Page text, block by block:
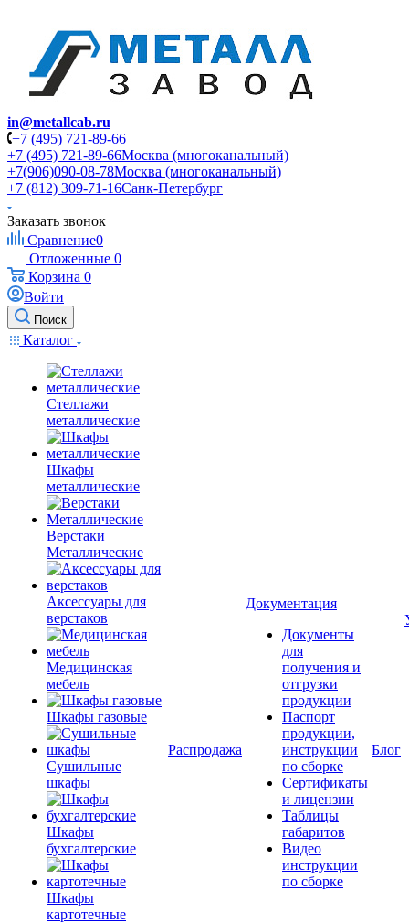
in@metallcab.ru
+7 (495) 721-89-66
+7 (495) 721-89-66Москва (многоканальный)
+7(906)090-08-78Москва (многоканальный)
+7 (812) 309-71-16Санк-Петербург
Заказать звонок
Сравнение0
Отложенные 0
Корзина 0
Войти
Поиск
Каталог
Стеллажи
металлические
Шкафы
металлические
Верстаки
Металлические
Аксессуары для
верстаков
Медицинская
мебель
Шкафы газовые
Сушильные
шкафы
Шкафы
бухгалтерские
Шкафы
картотечные
Распродажа
Документация
Документы
для
получения и
отгрузки
продукции
Паспорт
продукции,
инструкции
по сборке
Сертификаты
и лицензии
Таблицы
габаритов
Видео
инструкции
по сборке
Блог